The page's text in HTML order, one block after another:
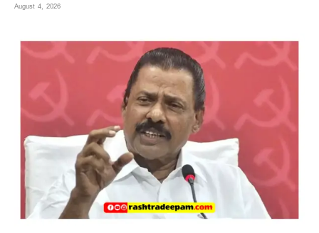
August 4, 2026